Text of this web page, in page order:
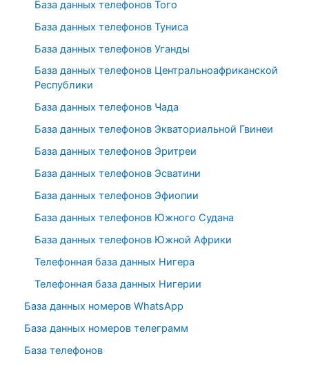
База данных телефонов Того
База данных телефонов Туниса
База данных телефонов Уганды
База данных телефонов Центральноафриканской
Республики
База данных телефонов Чада
База данных телефонов Экваториальной Гвинеи
База данных телефонов Эритреи
База данных телефонов Эсватини
База данных телефонов Эфиопии
База данных телефонов Южного Судана
База данных телефонов Южной Африки
Телефонная база данных Нигера
Телефонная база данных Нигерии
База данных номеров WhatsApp
База данных номеров телеграмм
База телефонов